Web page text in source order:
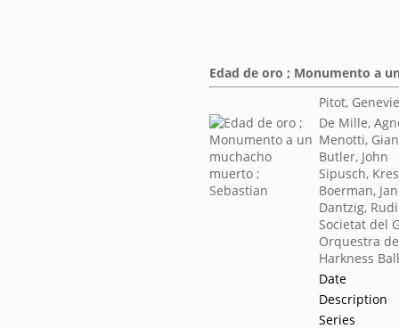
Edad de oro ; Monumento a
Pitot,
De Mille,
Menotti,
Butler, John
Sipusch,
Boerman, Jan
Dantzig,
Societat del
Orquestra
Harkness
Date
Description
Series